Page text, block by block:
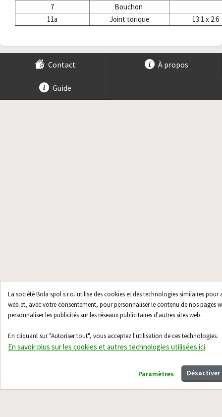
La société Bola spol s.r.o. utilise des cookies et des technologies similaires
web et, avec votre consentement, pour personnaliser le contenu de nos pages
personnaliser les publicités sur les réseaux publicitaires d'autres sites web.
En cliquant sur "Autoriser tout", vous acceptez l'utilisation de ces technologies.
En savoir plus sur les cookies et autres technologies utilisées ici.
Paramètres
7
Bouchon
11a
Joint torique 13.1 x 2.6
Contact À propos
Guide